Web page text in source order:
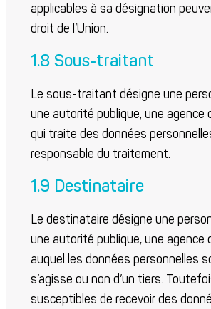
applicables à sa désignation
droit de l’Union.
1.8 Sous-traitant
Le sous-traitant désigne une
une autorité publique, une
qui traite des données
responsable du traitement.
1.9 Destinataire
Le destinataire désigne une
une autorité publique, une
auquel les données personnelles
s’agisse ou non d’un tiers.
susceptibles de recevoir des